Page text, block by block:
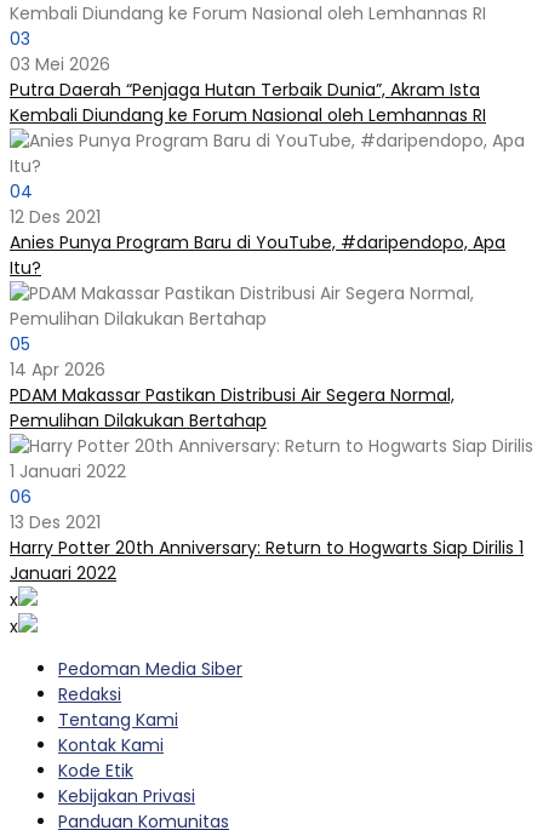
03
03 Mei 2026
Putra Daerah “Penjaga Hutan Terbaik Dunia”, Akram Ista
Kembali Diundang ke Forum Nasional oleh Lemhannas RI
04
12 Des 2021
Anies Punya Program Baru di YouTube, #daripendopo, Apa
Itu?
05
14 Apr 2026
PDAM Makassar Pastikan Distribusi Air Segera Normal,
Pemulihan Dilakukan Bertahap
06
13 Des 2021
Harry Potter 20th Anniversary: Return to Hogwarts Siap Dirilis 1
Januari 2022
x
x
Pedoman Media Siber
Redaksi
Tentang Kami
Kontak Kami
Kode Etik
Kebijakan Privasi
Panduan Komunitas